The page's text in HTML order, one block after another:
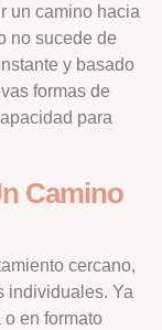
un camino hacia
no sucede de
y basado
formas de
para
Camino
cercano,
individuales. Ya
en formato